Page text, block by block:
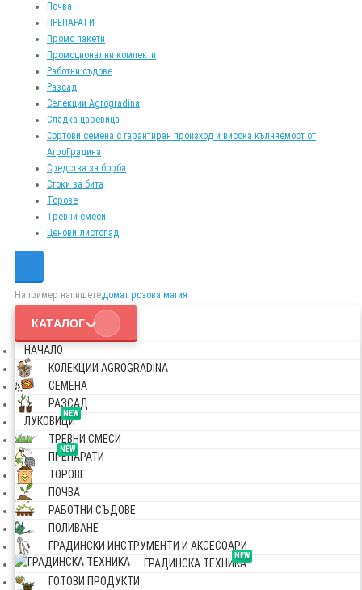
Почва
ПРЕПАРАТИ
Промо пакети
Промоционални компекти
Работни съдове
Разсад
Селекции Agrogradina
Сладка царевица
Сортови семена с гарантиран произход и висока кълняемост от
АгроГрадина
Средства за борба
Стоки за бита
Торове
Тревни смеси
Ценови листопад
Например напишете,домат розова магия
КАТАЛОГ
НАЧАЛО
КОЛЕКЦИИ AGROGRADINA
СЕМЕНА
РАЗСАД
NEW
ЛУКОВИЦИ
ТРЕВНИ СМЕСИ
NEW
ПРЕПАРАТИ
ТОРОВЕ
ПОЧВА
РАБОТНИ СЪДОВЕ
ПОЛИВАНЕ
ГРАДИНСКИ ИНСТРУМЕНТИ И АКСЕСОАРИ
NEW
ГРАДИНСКА ТЕХНИКА
ГОТОВИ ПРОДУКТИ